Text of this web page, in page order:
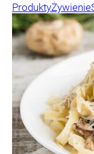
ProduktyŻywienie